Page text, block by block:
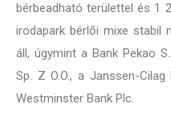
bérbeadható területtel és 1
irodapark bérlői mixe stabil
áll, úgymint a Bank Pekao
Sp. Z O.O., a Janssen-
Westminster Bank Plc.